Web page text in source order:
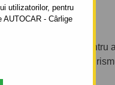
utilizatorilor, pentru
- Cârlige
cu șuruburi pentru
de fabricaţie a